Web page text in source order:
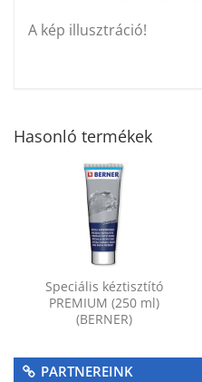
A kép illusztráció!
Hasonló termékek
Speciális kéztisztító
PREMIUM (250 ml)
(BERNER)
PARTNEREINK